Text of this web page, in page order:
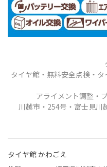
タイヤ館・無料安全点検・
アライメント調整・
川越市・ 254号・富士見川
タイヤ館 かわごえ